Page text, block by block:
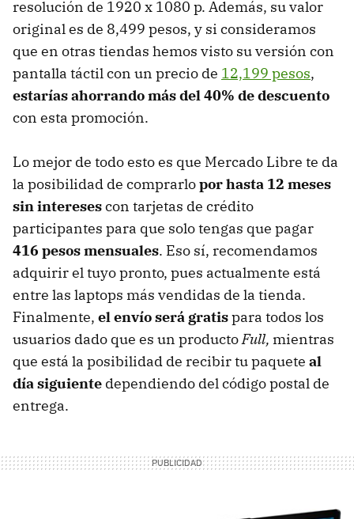
resolución de 1920 x 1080 p. Además, su valor
original es de 8,499 pesos, y si consideramos
que en otras tiendas hemos visto su versión con
pantalla táctil con un precio de 12,199 pesos,
estarías ahorrando más del 40% de descuento
con esta promoción.
Lo mejor de todo esto es que Mercado Libre te da
la posibilidad de comprarlopor hasta 12 meses
sin interesescon tarjetas de crédito
participantes para que solo tengas que pagar
416 pesos mensuales. Eso sí, recomendamos
adquirir el tuyo pronto, pues actualmente está
entre las laptops más vendidas de la tienda.
Finalmente, el envío será gratispara todos los
usuarios dado que es un productoFull, mientras
que está la posibilidad de recibir tu paquete al
día siguiente dependiendo del código postal de
entrega.